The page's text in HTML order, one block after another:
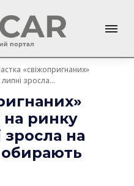
«свіжопригнаних»
зросла...
на ринку
зросла на
обирають